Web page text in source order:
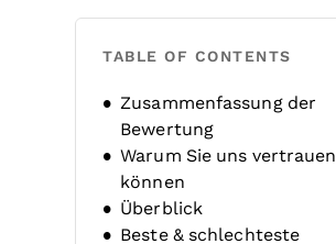
TABLE OF CONTENTS
Zusammenfassung der
Bewertung
Warum Sie uns vertrauen
können
Überblick
Beste & schlechteste